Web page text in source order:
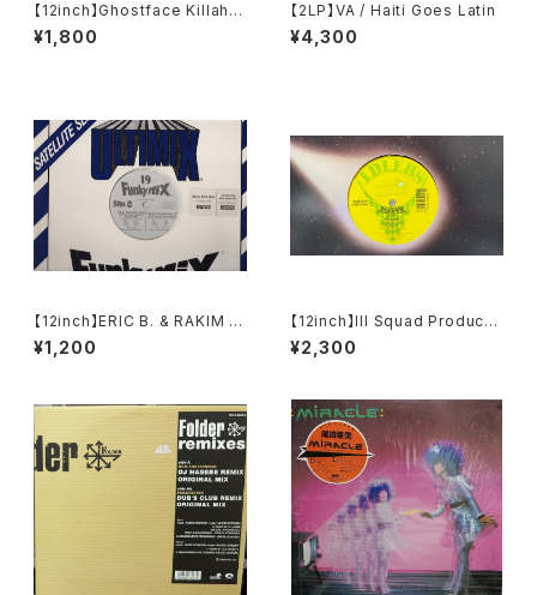
【12inch】Ghostface Killah /
All That I Got Is You
¥1,800
【2LP】VA / Haiti Goes Latin
¥4,300
【12inch】ERIC B. & RAKIM / I
Know You Got Soul 95' FU
NKY MIX 19 C/D
¥1,200
【12inch】Ill Squad Producti
on / On A Roll / Making A K
illing
¥2,300